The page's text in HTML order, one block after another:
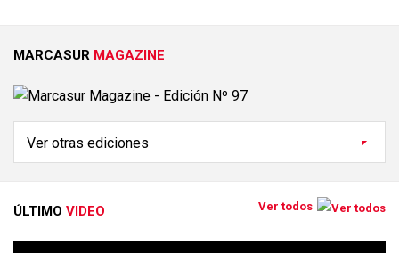
MARCASUR MAGAZINE
ÚLTIMO VIDEO Ver todos